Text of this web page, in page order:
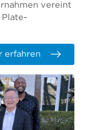
vereint
erfahren